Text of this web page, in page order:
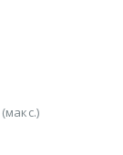
(макс.)